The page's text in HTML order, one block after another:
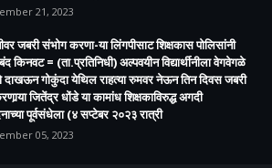
21, 2023
जबरी संभोग करणा-या लिंगपीसाट शिक्षकास पोलिसांनी
किनवट = (ता.प्रतिनिधी) अल्पवयीन विद्यार्थीनीला वेगवेगळे
गोकुंदा येथिल राहत्या रुमवर नेऊन तिन दिवस जबरी
जितेंद्र धोंडे या कामांध शिक्षकाविरुद्ध अगदी
पूर्वसंधेला (४ सप्टेबर २०२३ रात्री
05, 2023